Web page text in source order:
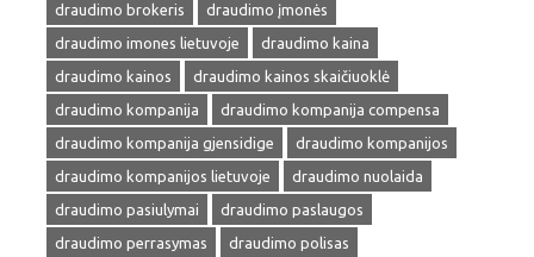
draudimo brokeris
draudimo įmonės
draudimo imones lietuvoje
draudimo kaina
draudimo kainos
draudimo kainos skaičiuoklė
draudimo kompanija
draudimo kompanija compensa
draudimo kompanija gjensidige
draudimo kompanijos
draudimo kompanijos lietuvoje
draudimo nuolaida
draudimo pasiulymai
draudimo paslaugos
draudimo perrasymas
draudimo polisas